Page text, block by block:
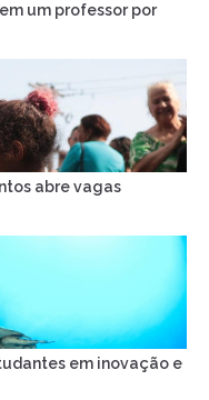
um professor por
abre vagas
em inovação e